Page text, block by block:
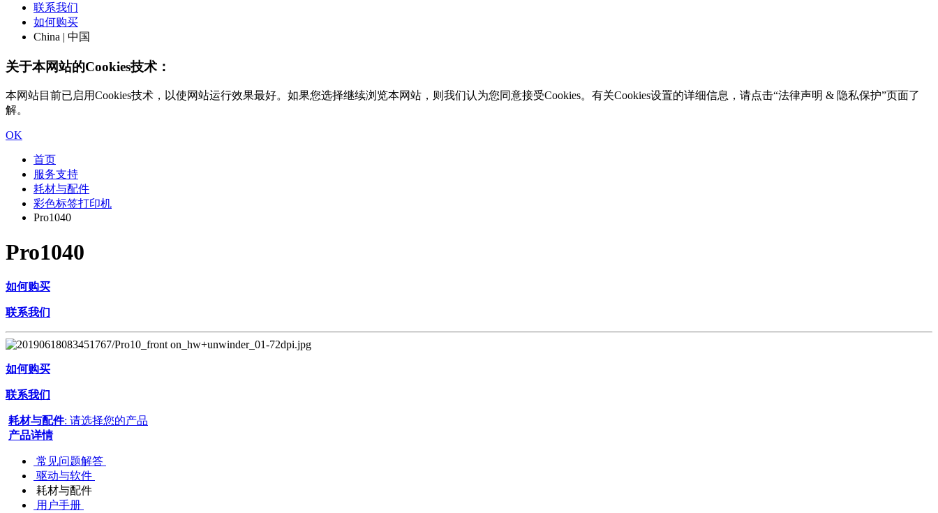
联系我们
如何购买
China | 中国
关于本网站的Cookies技术：
本网站目前已启用Cookies技术，以使网站运行效果最好。如果您选择继续浏览本网站，则我们认为您同意接受Cookies。有关Cookies设置的详细信息，请点击“法律声明 & 隐私保护”页面了
解。
OK
首页
服务支持
耗材与配件
彩色标签打印机
Pro1040
Pro1040
如何购买
联系我们
如何购买
联系我们
耗材与配件: 请选择您的产品
产品详情
常见问题解答
驱动与软件
耗材与配件
用户手册